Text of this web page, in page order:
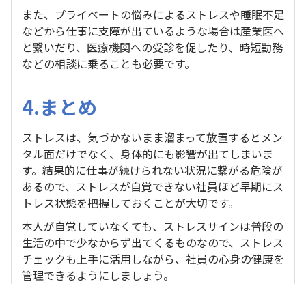
また、プライベートの悩みによるストレスや睡眠不足
などから仕事に支障が出ているような場合は産業医へ
と繋いだり、医療機関への受診を促したり、時短勤務
などの相談に乗ることも必要です。
4.まとめ
ストレスは、気づかないまま溜まって放置するとメン
タル面だけでなく、身体的にも影響が出てしまいま
す。結果的に仕事が続けられない状況に繋がる危険が
あるので、ストレスが自覚できない社員ほど早期にス
トレス状態を把握しておくことが大切です。
本人が自覚していなくても、ストレスサインは普段の
生活の中で少なからず出てくるものなので、ストレス
チェックも上手に活用しながら、社員の心身の健康を
管理できるようにしましょう。